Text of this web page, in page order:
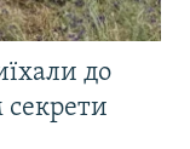
до